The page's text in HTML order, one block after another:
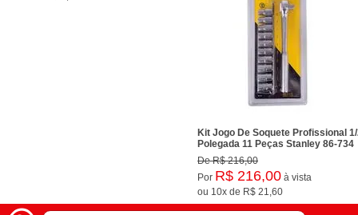
Kit Jogo De Soquete Profissional
Polegada 11 Peças Stanley 86-734
DeR$ 216,00
Por R$ 216,00 à vista
ou 10x de R$ 21,60